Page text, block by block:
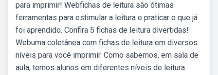
para imprimir! Webfichas de leitura são ótimas
ferramentas para estimular a leitura e praticar o que já
foi aprendido. Confira 5 fichas de leitura divertidas!
Webuma coletânea com fichas de leitura em diversos
níveis para você imprimir. Como sabemos, em sala de
aula, temos alunos em diferentes níveis de leitura.